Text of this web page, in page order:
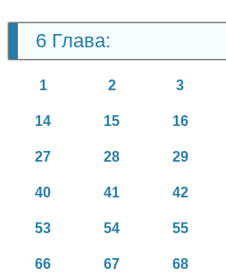
6 Глава:
1 2 3
14 15 16
27 28 29
40 41 42
53 54 55
66 67 68